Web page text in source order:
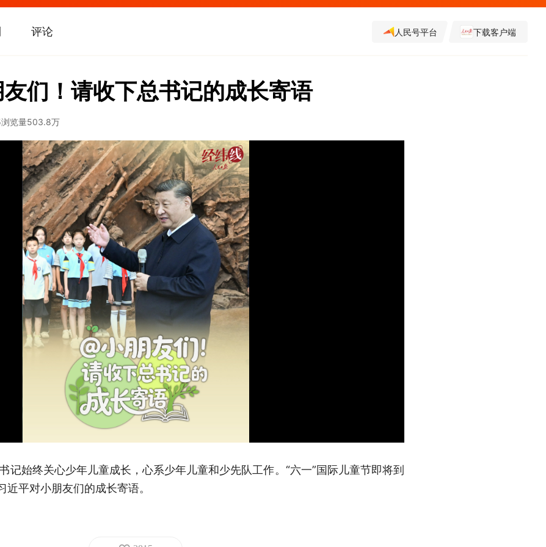
评论 人民号平台 下载客户端
友们！请收下总书记的成长寄语
浏览量503.8万
记始终关心少年儿童成长，心系少年儿童和少先队工作。“六一”国际儿童节即将到
近平对小朋友们的成长寄语。